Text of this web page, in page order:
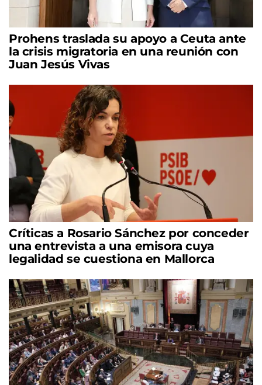
Prohens traslada su apoyo a Ceuta ante
la crisis migratoria en una reunión con
Juan Jesús Vivas
Críticas a Rosario Sánchez por conceder
una entrevista a una emisora cuya
legalidad se cuestiona en Mallorca